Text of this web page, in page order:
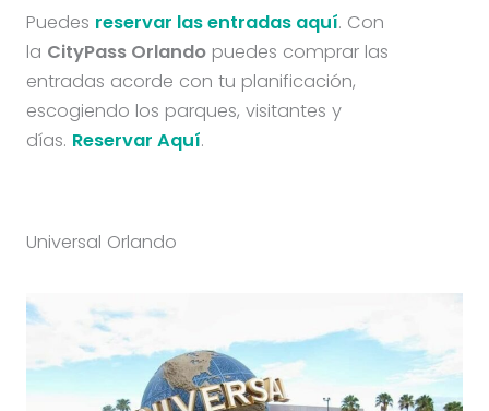
Puedes reservar las entradas aquí. Con
la CityPass Orlandopuedes comprar las
entradas acorde con tu planificación,
escogiendo los parques, visitantes y
días. Reservar Aquí.
Universal Orlando